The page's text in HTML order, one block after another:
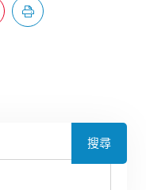
搜尋